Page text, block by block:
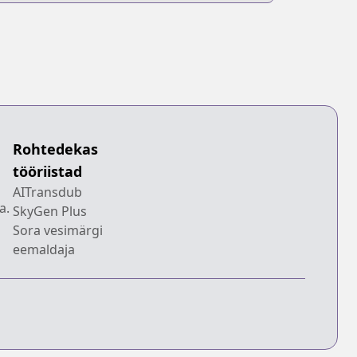
Rohtedekas
tööriistad
AITransdub
SkyGen Plus
Sora vesimärgi
eemaldaja